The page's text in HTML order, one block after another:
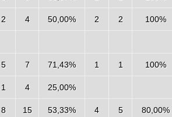
2 4 50,00% 2 2 100%
5 7 71,43% 1 1 100%
1 4 25,00%
8 15 53,33% 4 5 80,00%